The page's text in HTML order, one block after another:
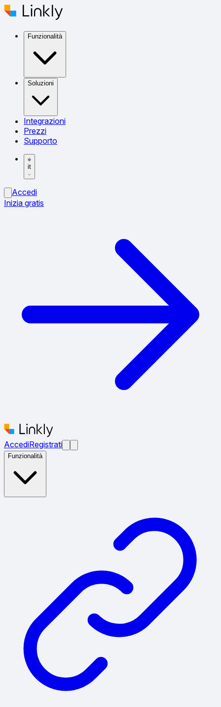
Funzionalità
Soluzioni
Integrazioni
Prezzi
Supporto
it
Accedi
Inizia gratis
AccediRegistrati
Funzionalità